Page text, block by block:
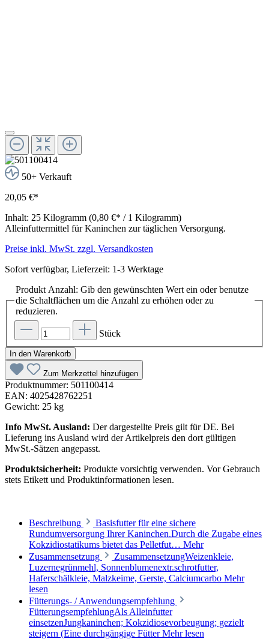
50+ Verkauft
20,05 €*
Inhalt: 25 Kilogramm (0,80 €* / 1 Kilogramm)
Alleinfuttermittel für Kaninchen zur täglichen Versorgung.
Preise inkl. MwSt. zzgl. Versandkosten
Sofort verfügbar, Lieferzeit: 1-3 Werktage
Produkt Anzahl: Gib den gewünschten Wert ein oder benutze
die Schaltflächen um die Anzahl zu erhöhen oder zu
reduzieren.
Stück
In den Warenkorb
Zum Merkzettel hinzufügen
Produktnummer: 501100414
EAN: 4025428762251
Gewicht: 25 kg
Info MwSt. Ausland: Der dargestellte Preis gilt für DE. Bei
Lieferung ins Ausland wird der Artikelpreis den dort gültigen
MwSt.-Sätzen angepasst.
Produktsicherheit: Produkte vorsichtig verwenden. Vor Gebrauch
stets Etikett und Produktinformationen lesen.
Beschreibung
Basisfutter für eine sichere
Rundumversorgung Ihrer Kaninchen.Durch die Zugabe eines
Kokzidiostatikums bietet das Pelletfut… Mehr
Zusammensetzung
ZusammensetzungWeizenkleie,
Luzernegrünmehl, Sonnenblumenextr.schrotfutter,
Haferschälkleie, Malzkeime, Gerste, Calciumcarbo Mehr
lesen
Fütterungs- / Anwendungsempfehlung
FütterungsempfehlungAls Alleinfutter
einsetzenJungkaninchen; Kokzidiosevorbeugung; gezielt
steigern (Eine durchgängige FütterMehr lesen